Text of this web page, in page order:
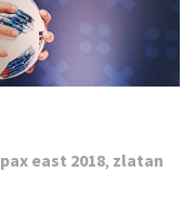
pax east 2018, zlatan